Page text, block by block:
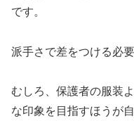
です。
派手さで差をつける必
むしろ、保護者の服装
な印象を目指すほうが自